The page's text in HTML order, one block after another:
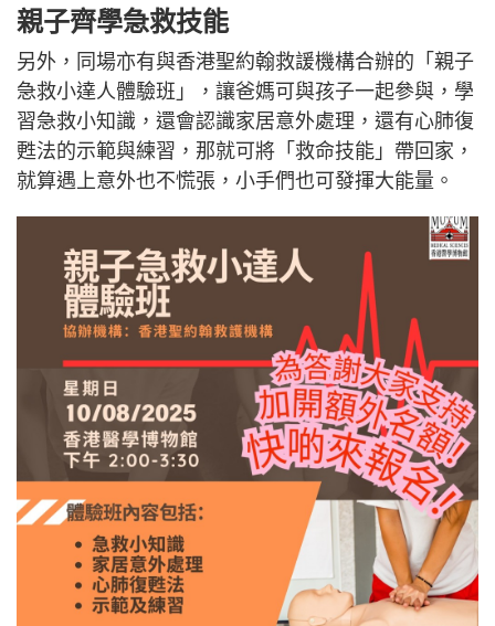
親子齊學急救技能
另外，同場亦有與香港聖約翰救諼機構合辦的「親子
急救小達人體驗班」，讓爸媽可與孩子一起參與，學
習急救小知識，還會認識家居意外處理，還有心肺復
甦法的示範與練習，那就可將「救命技能」帶回家，
就算遇上意外也不慌張，小手們也可發揮大能量。